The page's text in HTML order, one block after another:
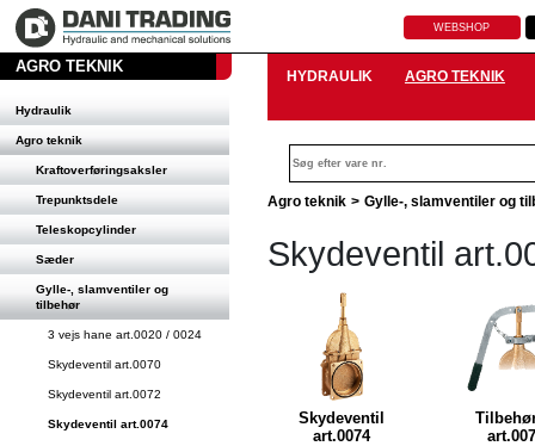
WEBSHOP
AGRO TEKNIK
Hydraulik
Agro teknik
Kraftoverføringsaksler
Trepunktsdele
Teleskopcylinder
Sæder
Gylle-, slamventiler og
tilbehør
3 vejs hane art.0020 / 0024
Skydeventil art.0070
Skydeventil art.0072
Skydeventil art.0074
HYDRAULIK AGRO TEKNIK
Agro teknik > Gylle-, slamventiler og
Skydeventil
Skydeventil
art.0074